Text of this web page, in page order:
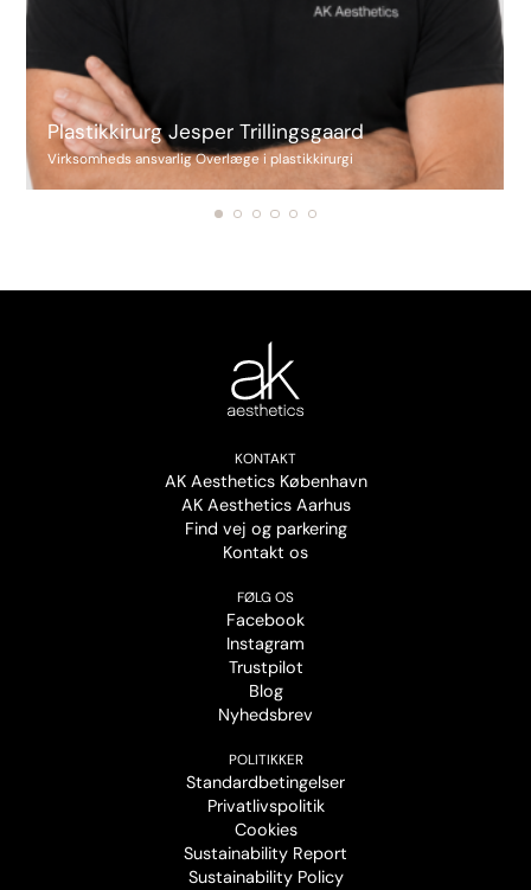
Plastikkirurg Jesper Trillingsgaard
Virksomheds ansvarlig Overlæge i plastikkirurgi
KONTAKT
AK Aesthetics København
AK Aesthetics Aarhus
Find vej og parkering
Kontakt os
FØLG OS
Facebook
Instagram
Trustpilot
Blog
Nyhedsbrev
POLITIKKER
Standardbetingelser
Privatlivspolitik
Cookies
Sustainability Report
Sustainability Policy